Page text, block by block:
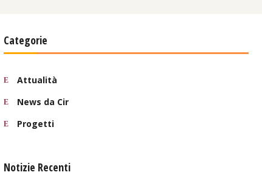
Categorie
Attualità
News da Cir
Progetti
Notizie Recenti